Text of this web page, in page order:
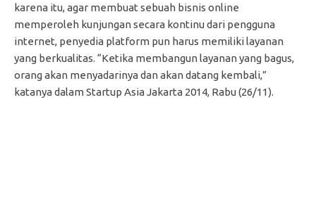
karena itu, agar membuat sebuah bisnis online
memperoleh kunjungan secara kontinu dari pengguna
internet, penyedia platform pun harus memiliki layanan
yang berkualitas. “Ketika membangun layanan yang bagus,
orang akan menyadarinya dan akan datang kembali,”
katanya dalam Startup Asia Jakarta 2014, Rabu (26/11).